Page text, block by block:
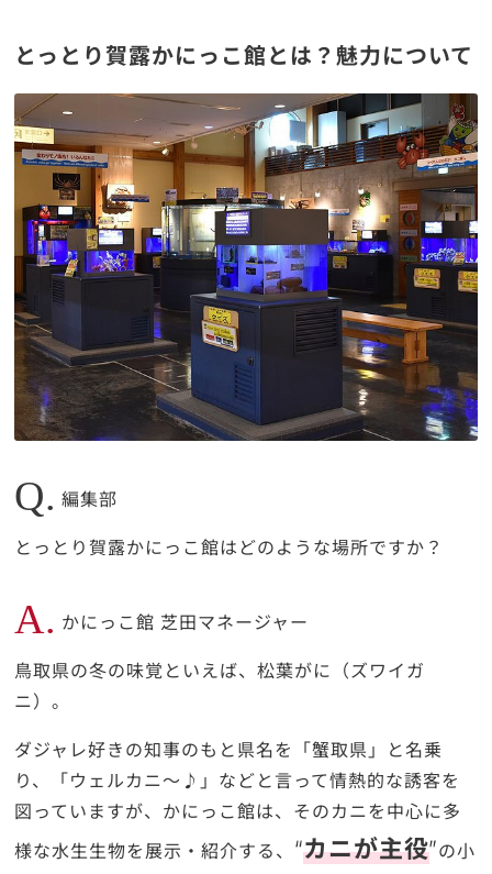
とっとり賀露かにっこ館とは？魅力について
Q. 編集部
とっとり賀露かにっこ館はどのような場所ですか？
A. かにっこ館 芝田マネージャー
鳥取県の冬の味覚といえば、松葉がに（ズワイガ
ニ）。
ダジャレ好きの知事のもと県名を「蟹取県」と名乗
り、「ウェルカニ～♪」などと言って情熱的な誘客を
図っていますが、かにっこ館は、そのカニを中心に多
様な水生生物を展示・紹介する、 “カニが主役”の小